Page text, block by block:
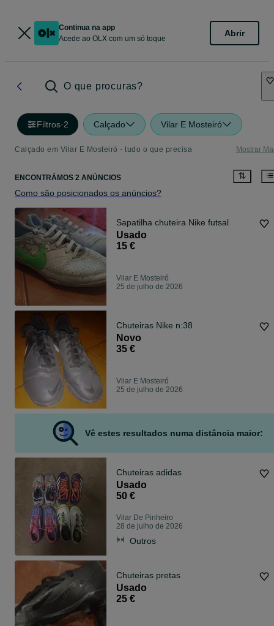
Continua na app
Acede ao OLX com um só toque
Abrir
O que procuras?
Filtros·2 Calçado Vilar E Mosteiró
Calçado em Vilar E Mosteiró - tudo o que precisa Mostrar
ENCONTRÁMOS 2 ANÚNCIOS
Como são posicionados os anúncios?
Sapatilha chuteira Nike futsal
Usado
15 €
Vilar E Mosteiró
25 de julho de 2026
Chuteiras Nike n:38
Novo
35 €
Vilar E Mosteiró
25 de julho de 2026
Vê estes resultados numa distância maior:
Chuteiras adidas
Usado
50 €
Vilar De Pinheiro
28 de julho de 2026
Outros
Chuteiras pretas
Usado
25 €